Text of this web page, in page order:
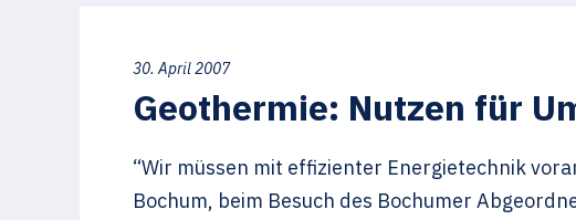
30. April 2007
Geothermie: Nutzen für
“Wir müssen mit effizienter Energietechnik
Bochum, beim Besuch des Bochumer